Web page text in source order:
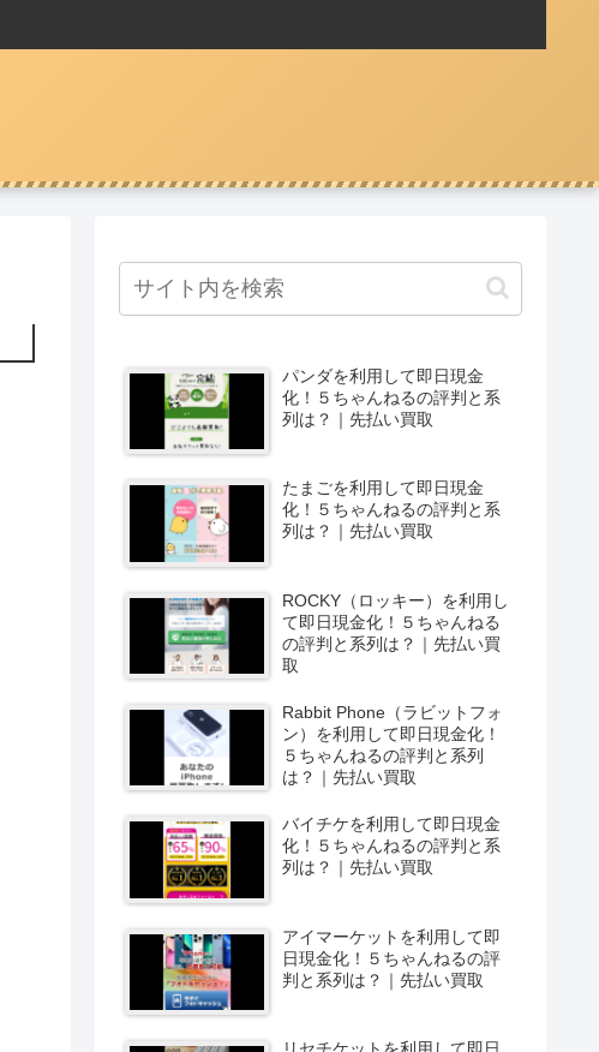
パンダを利用して即日現金
化！５ちゃんねるの評判と系
列は？｜先払い買取
たまごを利用して即日現金
化！５ちゃんねるの評判と系
列は？｜先払い買取
ROCKY（ロッキー）を利用し
て即日現金化！５ちゃんねる
の評判と系列は？｜先払い買
取
Rabbit Phone（ラビットフォ
ン）を利用して即日現金化！
５ちゃんねるの評判と系列
は？｜先払い買取
バイチケを利用して即日現金
化！５ちゃんねるの評判と系
列は？｜先払い買取
アイマーケットを利用して即
日現金化！５ちゃんねるの評
判と系列は？｜先払い買取